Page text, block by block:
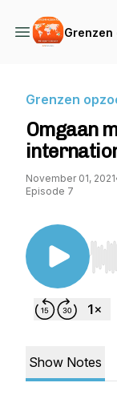
Grenzen
Grenzen
Omgaan
November 01, 2021
Episode 7
Use
Show Notes